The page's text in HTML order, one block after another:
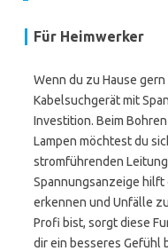
Für Heimwerker
Wenn du zu Hause
Kabelsuchgerät mit
Investition. Beim
Lampen möchtest du
stromführenden
Spannungsanzeige
erkennen und Unfälle
Profi bist, sorgt diese
dir ein besseres Gefühl